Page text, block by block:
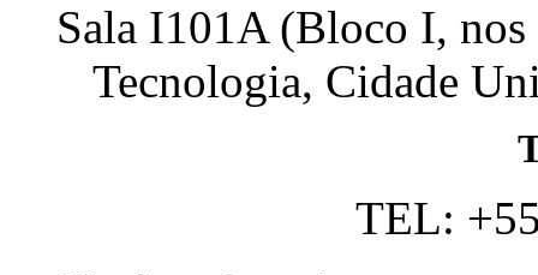
Sala I101A (Bloco I,
Tecnologia, Cidade
TEL: